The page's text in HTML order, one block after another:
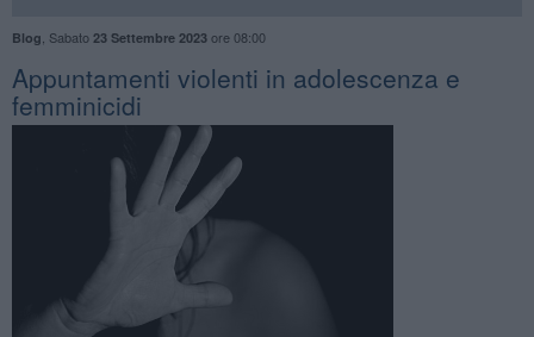
Blog Sabato 23 Settembre 2023ore 08:00
​Appuntamenti violenti in adolescenza e
femminicidi